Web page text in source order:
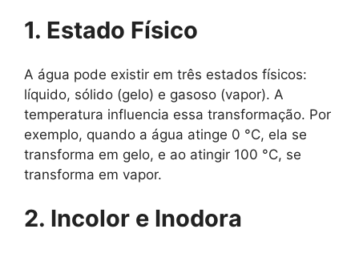
1. Estado Físico
A água pode existir em três estados físicos:
líquido, sólido (gelo) e gasoso (vapor). A
temperatura influencia essa transformação. Por
exemplo, quando a água atinge 0 °C, ela se
transforma em gelo, e ao atingir 100 °C, se
transforma em vapor.
2. Incolor e Inodora